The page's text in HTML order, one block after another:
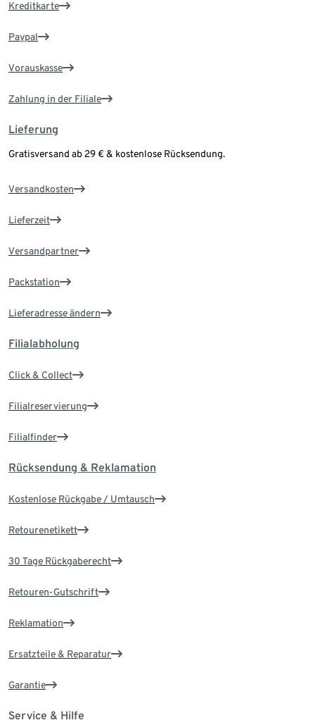
Kreditkarte
Paypal
Vorauskasse
Zahlung in der Filiale
Lieferung
Gratisversand ab 29 € & kostenlose Rücksendung.
Versandkosten
Lieferzeit
Versandpartner
Packstation
Lieferadresse ändern
Filialabholung
Click & Collect
Filialreservierung
Filialfinder
Rücksendung & Reklamation
Kostenlose Rückgabe / Umtausch
Retourenetikett
30 Tage Rückgaberecht
Retouren-Gutschrift
Reklamation
Ersatzteile & Reparatur
Garantie
Service & Hilfe